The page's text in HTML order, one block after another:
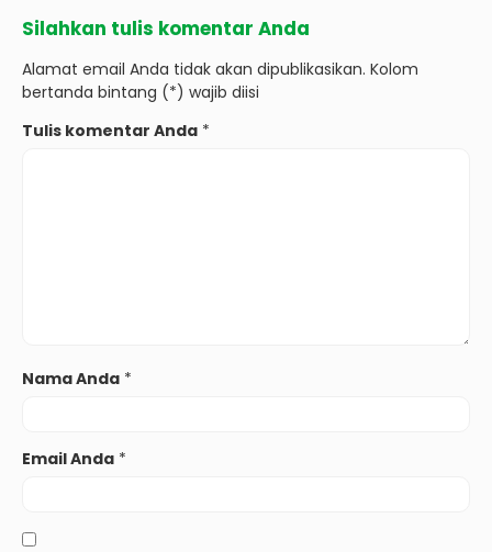
Silahkan tulis komentar Anda
Alamat email Anda tidak akan dipublikasikan. Kolom
bertanda bintang (*) wajib diisi
Tulis komentar Anda *
Nama Anda *
Email Anda *